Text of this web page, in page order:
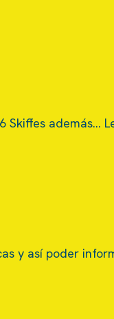
Skiffes además…
y así poder